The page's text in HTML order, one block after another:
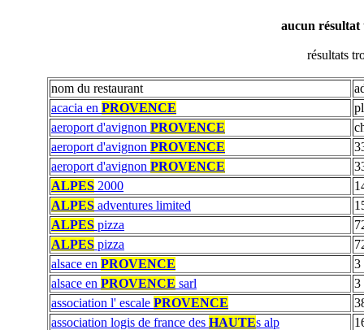
aucun
résultats
nom du restaurant
acacia en PROVENCE
aeroport d'avignon PROVENCE
aeroport d'avignon PROVENCE
aeroport d'avignon PROVENCE
ALPES 2000
ALPES adventures limited
ALPES pizza
ALPES pizza
alsace en PROVENCE
3
alsace en PROVENCE sarl
3
association l' escale PROVENCE
association logis de france des HAUTEs alp